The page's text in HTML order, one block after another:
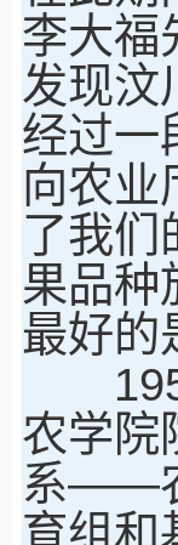
李大福
发现汶
经过一
向农业
了我们
果品种
最好的
1954
农学院
系——
育组和